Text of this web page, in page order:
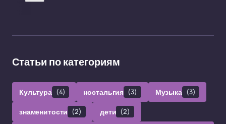
Статьи по категориям
Культура (4) ностальгия (3) Музыка (3)
знаменитости (2) дети (2)